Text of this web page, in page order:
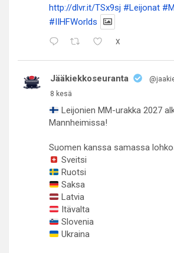
http://dlvr.it/TSx9sj #Leijonat
#IIHFWorlds
X
Jääkiekkoseuranta
8 kesä
Leijonien MM-urakka 2027
Mannheimissa!
Suomen kanssa samassa
Sveitsi
Ruotsi
Saksa
Latvia
Itävalta
Slovenia
Ukraina